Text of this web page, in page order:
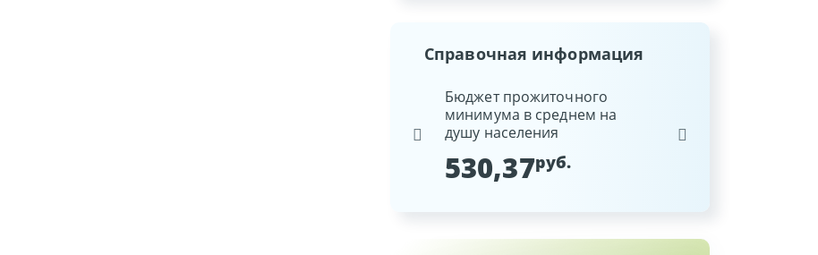
Справочная информация
Бюджет прожиточного
минимума в среднем на
душу населения
530,37руб.
Республики Беларусь